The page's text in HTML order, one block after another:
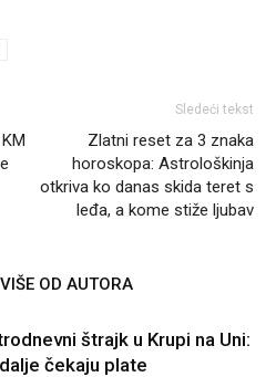
Sledeći tekst
Zlatni reset za 3 znaka
horoskopa: Astrološkinja
otkriva ko danas skida teret s
leđa, a kome stiže ljubav
VIŠE OD AUTORA
štrajk u Krupi na Uni:
čekaju plate